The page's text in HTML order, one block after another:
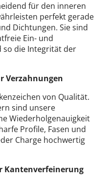
für den inneren
perfekt gerade
Dichtungen. Sie sind
Ein- und
die Integrität der
Verzahnungen
von Qualität.
sind unsere
Wiederholgenauigkeit
Profile, Fasen und
Charge hochwertig
Kantenverfeinerung